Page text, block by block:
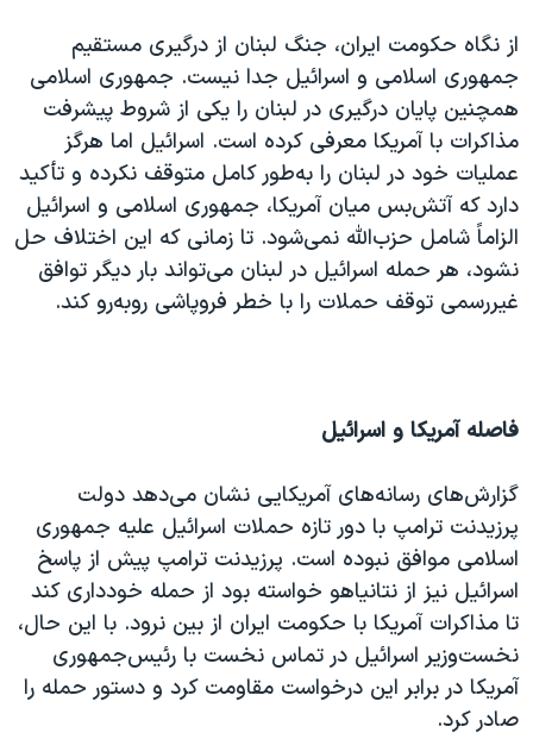
از نگاه حکومت ایران، جنگ لبنان از درگیری مستقیم
جمهوری اسلامی و اسرائیل جدا نیست. جمهوری اسلامی
همچنین پایان درگیری در لبنان را یکی از شروط پیشرفت
مذاکرات با آمریکا معرفی کرده است. اسرائیل اما هرگز
عملیات خود در لبنان را به‌طور کامل متوقف نکرده و تأکید
دارد که آتش‌بس میان آمریکا، جمهوری اسلامی و اسرائیل
الزاماً شامل حزب‌الله نمی‌شود. تا زمانی که این اختلاف حل
نشود، هر حمله اسرائیل در لبنان می‌تواند بار دیگر توافق
غیررسمی توقف حملات را با خطر فروپاشی روبه‌رو کند.
فاصله آمریکا و اسرائیل
گزارش‌های رسانه‌های آمریکایی نشان می‌دهد دولت
پرزیدنت ترامپ با دور تازه حملات اسرائیل علیه جمهوری
اسلامی موافق نبوده است. پرزیدنت ترامپ پیش از پاسخ
اسرائیل نیز از نتانیاهو خواسته بود از حمله خودداری کند
تا مذاکرات آمریکا با حکومت ایران از بین نرود. با این حال،
نخست‌وزیر اسرائیل در تماس نخست با رئیس‌جمهوری
آمریکا در برابر این درخواست مقاومت کرد و دستور حمله را
صادر کرد.